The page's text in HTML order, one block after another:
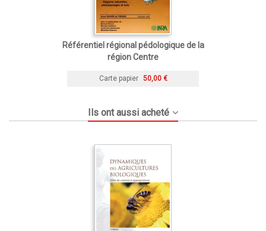
Référentiel régional pédologique de la
région Centre
Carte papier 50,00 €
Ils ont aussi acheté